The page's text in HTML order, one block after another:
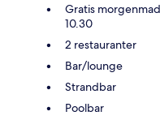
Gratis
10.30
2 restauranter
Bar/lounge
Strandbar
Poolbar